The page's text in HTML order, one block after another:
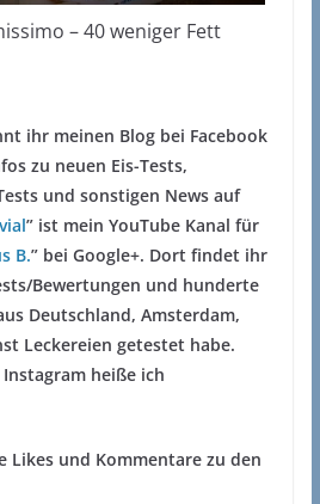
– 40 weniger Fett
ihr meinen Blog bei Facebook
zu neuen Eis-Tests,
und sonstigen News auf
” ist mein YouTube Kanal für
B.” bei Google+. Dort findet ihr
Bewertungen und hunderte
Deutschland, Amsterdam,
Leckereien getestet habe.
heiße ich
Likes und Kommentare zu den